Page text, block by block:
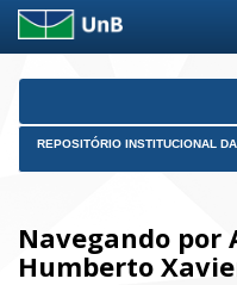
Skip
REPOSITÓRIO INSTITUCIONAL
Navegando por
Humberto